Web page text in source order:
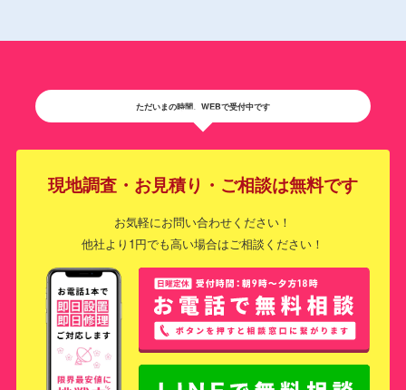
ただいまの時間、WEBで受付中です
現地調査・お見積り・ご相談は無料です
お気軽にお問い合わせください！
他社より1円でも高い場合はご相談ください！